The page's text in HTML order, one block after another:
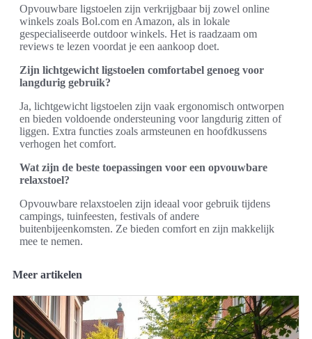
Opvouwbare ligstoelen zijn verkrijgbaar bij zowel online
winkels zoals Bol.com en Amazon, als in lokale
gespecialiseerde outdoor winkels. Het is raadzaam om
reviews te lezen voordat je een aankoop doet.
Zijn lichtgewicht ligstoelen comfortabel genoeg voor
langdurig gebruik?
Ja, lichtgewicht ligstoelen zijn vaak ergonomisch ontworpen
en bieden voldoende ondersteuning voor langdurig zitten of
liggen. Extra functies zoals armsteunen en hoofdkussens
verhogen het comfort.
Wat zijn de beste toepassingen voor een opvouwbare
relaxstoel?
Opvouwbare relaxstoelen zijn ideaal voor gebruik tijdens
campings, tuinfeesten, festivals of andere
buitenbijeenkomsten. Ze bieden comfort en zijn makkelijk
mee te nemen.
Meer artikelen